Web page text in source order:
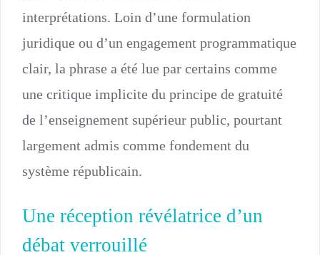
interprétations. Loin d’une formulation
juridique ou d’un engagement programmatique
clair, la phrase a été lue par certains comme
une critique implicite du principe de gratuité
de l’enseignement supérieur public, pourtant
largement admis comme fondement du
système républicain.
Une réception révélatrice d’un
débat verrouillé